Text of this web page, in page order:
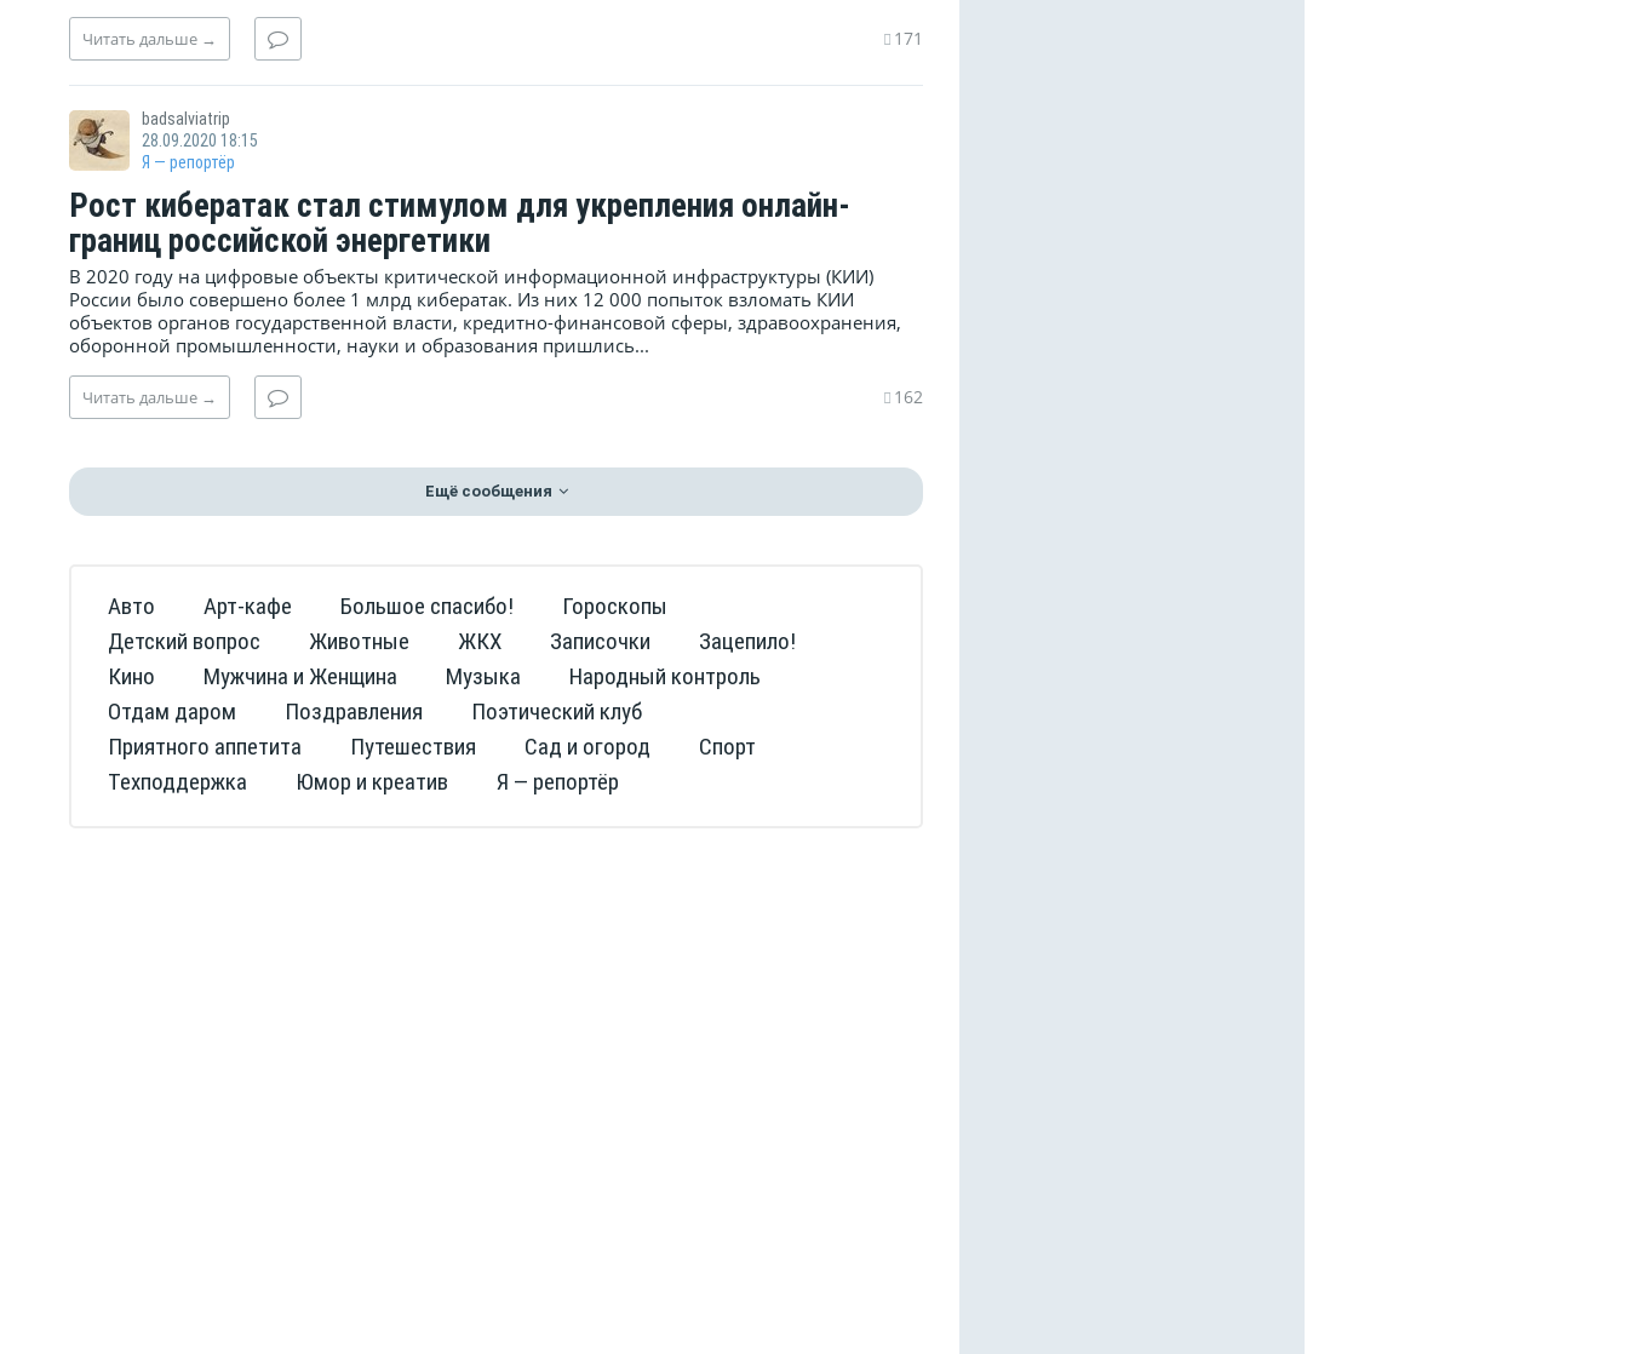
Читать дальше → 171
badsalviatrip
28.09.2020 18:15
Я — репортёр
Рост кибератак стал стимулом для укрепления онлайн-
границ российской энергетики
В 2020 году на цифровые объекты критической информационной инфраструктуры (КИИ)
России было совершено более 1 млрд кибератак. Из них 12 000 попыток взломать КИИ
объектов органов государственной власти, кредитно-финансовой сферы, здравоохранения,
оборонной промышленности, науки и образования пришлись...
Читать дальше → 162
Ещё сообщения
Авто Арт-кафе Большое спасибо!
Гороскопы
Детский вопрос
Животные ЖКХ Записочки
Зацепило!
Кино
Мужчина и Женщина Музыка
Народный контроль
Отдам даром
Поздравления
Поэтический клуб
Приятного аппетита
Путешествия Сад и огород
Спорт
Техподдержка
Юмор и креатив Я — репортёр